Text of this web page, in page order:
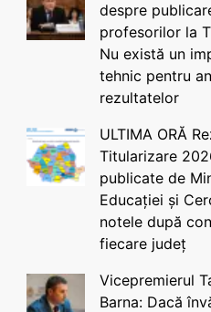
despre
profesorilor la
Nu există un
tehnic pentru
rezultatelor
ULTIMA ORĂ
Titularizare
publicate de
Educației și
notele după
fiecare județ
Vicepremierul
Barna: Dacă